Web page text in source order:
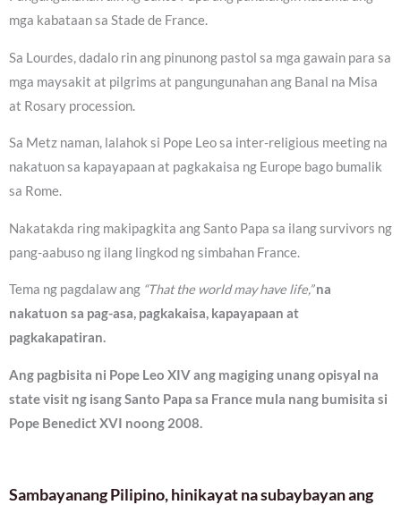
mga kabataan sa Stade de France.
Sa Lourdes, dadalo rin ang pinunong pastol sa mga gawain para sa
mga maysakit at pilgrims at pangungunahan ang Banal na Misa
at Rosary procession.
Sa Metz naman, lalahok si Pope Leo sa inter-religious meeting na
nakatuon sa kapayapaan at pagkakaisa ng Europe bago bumalik
sa Rome.
Nakatakda ring makipagkita ang Santo Papa sa ilang survivors ng
pang-aabuso ng ilang lingkod ng simbahan France.
Tema ng pagdalaw ang “That the world may have life,”na
nakatuon sa pag-asa, pagkakaisa, kapayapaan at
pagkakapatiran.
Ang pagbisita ni Pope Leo XIV ang magiging unang opisyal na
state visit ng isang Santo Papa sa France mula nang bumisita si
Pope Benedict XVI noong 2008.
Sambayanang Pilipino, hinikayat na subaybayan ang